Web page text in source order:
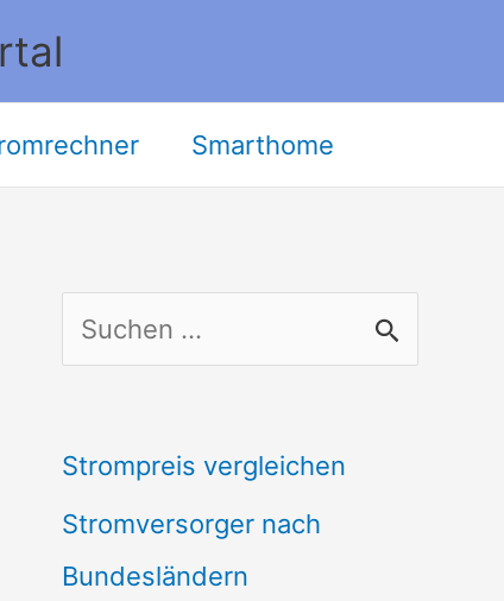
Smarthome
u
h
e
n
Strompreis vergleichen
Stromversorger nach
Bundesländern